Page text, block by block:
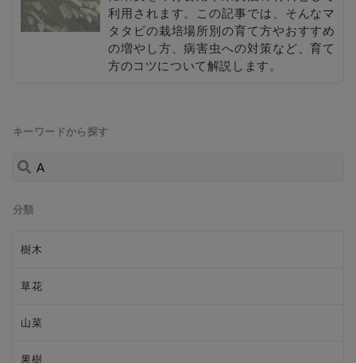
キーワードから探す
分類
樹木
草花
山菜
果樹
利用されます。この記事では、そんなマ
タタビの栽培場所別の育て方やおすすめ
の増やし方、病害虫への対策など、育て
方のコツについて解説します。